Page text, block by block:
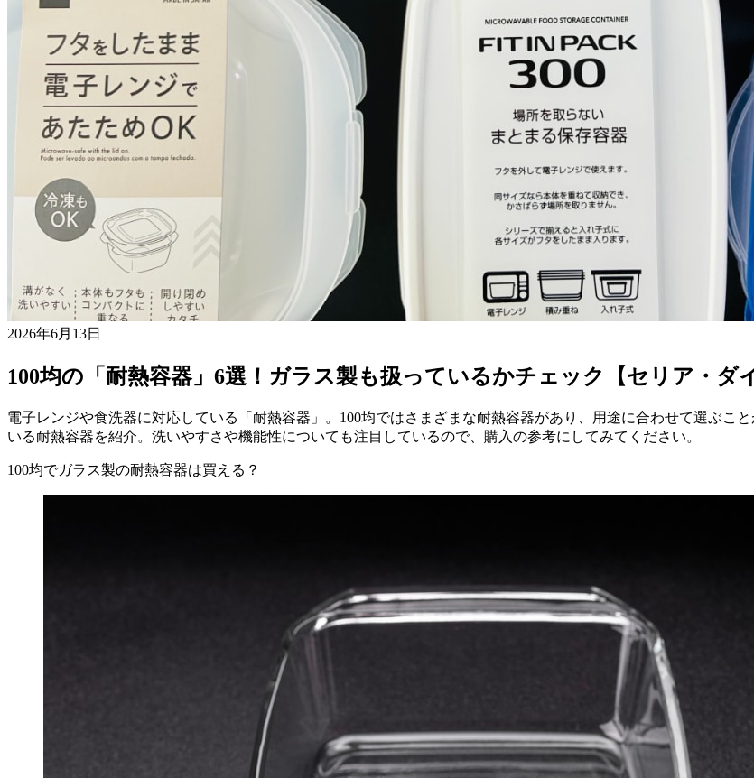
2026年6月13日
100均の「耐熱容器」6選！ガラス製も扱っているかチェック【セリア・ダ
電子レンジや食洗器に対応している「耐熱容器」。100均ではさまざまな耐熱容器があり、用途に合わせて選ぶこ
いる耐熱容器を紹介。洗いやすさや機能性についても注目しているので、購入の参考にしてみてください。
100均でガラス製の耐熱容器は買える？